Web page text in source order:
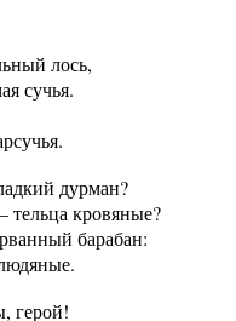
лось,
сучья.
дурман?
кровяные?
барабан:
герой!